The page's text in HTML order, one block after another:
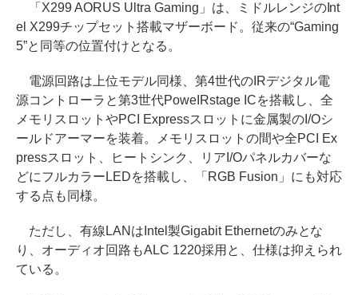
「X299 AORUS Ultra Gaming」は、ミドルレンジのInt
el X299チップセット搭載マザーボード。従来の“Gaming
5”と同等の位置付けとなる。
電源回路は上位モデル同様、第4世代のIRデジタル電
源コントローラと第3世代PoweIRstage ICを搭載し、全
メモリスロットやPCI Expressスロットに金属製のI/Oシ
ールドアーマーを装着。メモリスロットの間や全PCI Ex
pressスロット、ヒートシンク、リアI/Oパネルカバーな
どにフルカラーLEDを搭載し、「RGB Fusion」にも対応
する点も同様。
ただし、有線LANはIntel製Gigabit Ethernetのみとな
り、オーディオ回路もALC 1220採用と、仕様は抑えられ
ている。